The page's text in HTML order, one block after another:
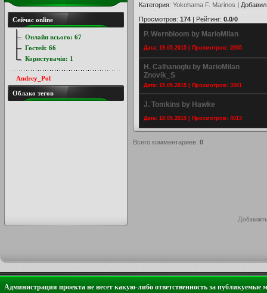
Категория: Yokohama F. Marinos | Добавил
Просмотров: 174 | Рейтинг: 0.0/0
P. Wernbloom by MarioMilan
Дата: 19.05.2015 | Просмотров: 2885
H. Calhanoglu by MarioMilan
Znovik_S
Дата: 15.05.2015 | Просмотров: 3981
J. Tomkins by Hawke
Дата: 18.05.2015 | Просмотров: 4013
Всего комментариев: 0
Сейчас online
Онлайн всього: 67
Гостей: 66
Користувачів: 1
Andrey_Pol
Облако тегов
Администрация проекта не несет какую-либо ответственность за публикуемые